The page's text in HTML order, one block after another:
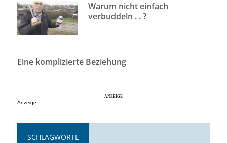
Warum nicht einfach
verbuddeln . . ?
Eine komplizierte Beziehung
Anzeige
SCHLAGWORTE